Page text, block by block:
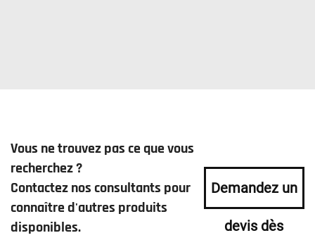
Vous ne trouvez pas ce que vous
recherchez ?
Contactez nos consultants pour
connaître d'autres produits
disponibles.
Demandez un
devis dès